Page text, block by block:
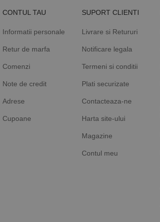
CONTUL TAU
Informatii personale
Retur de marfa
Comenzi
Note de credit
Adrese
Cupoane
SUPORT CLIENTI
Livrare si Retururi
Notificare legala
Termeni si conditii
Plati securizate
Contacteaza-ne
Harta site-ului
Magazine
Contul meu